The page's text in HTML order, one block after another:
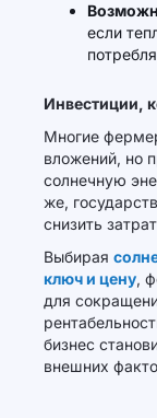
если
Инвестиции,
Многие
вложений, но
солнечную
же,
снизить
Выбирая
ключ и цену,
для
бизнес
внешних